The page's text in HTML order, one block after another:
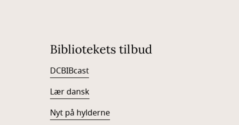
Bibliotekets tilbud
DCBIBcast
Lær dansk
Nyt på hylderne